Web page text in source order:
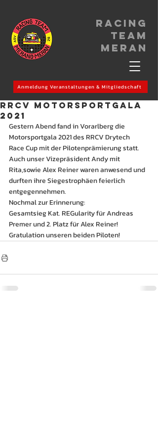
Racing
Team
meran
Anmeldung Veranstaltungen & Mitgliedschaft
RRCV Motorsportgala
2021
Gestern Abend fand in Vorarlberg die
Motorsportgala 2021 des RRCV Drytech
Race Cup mit der Pilotenprämierung statt.
Auch unser Vizepräsident Andy mit
Rita,sowie Alex Reiner waren anwesend und
durften ihre Siegestrophäen feierlich
entgegennehmen.
Nochmal zur Erinnerung:
Gesamtsieg Kat. REGularity für Andreas
Premer und 2. Platz für Alex Reiner!
Gratulation unseren beiden Piloten!